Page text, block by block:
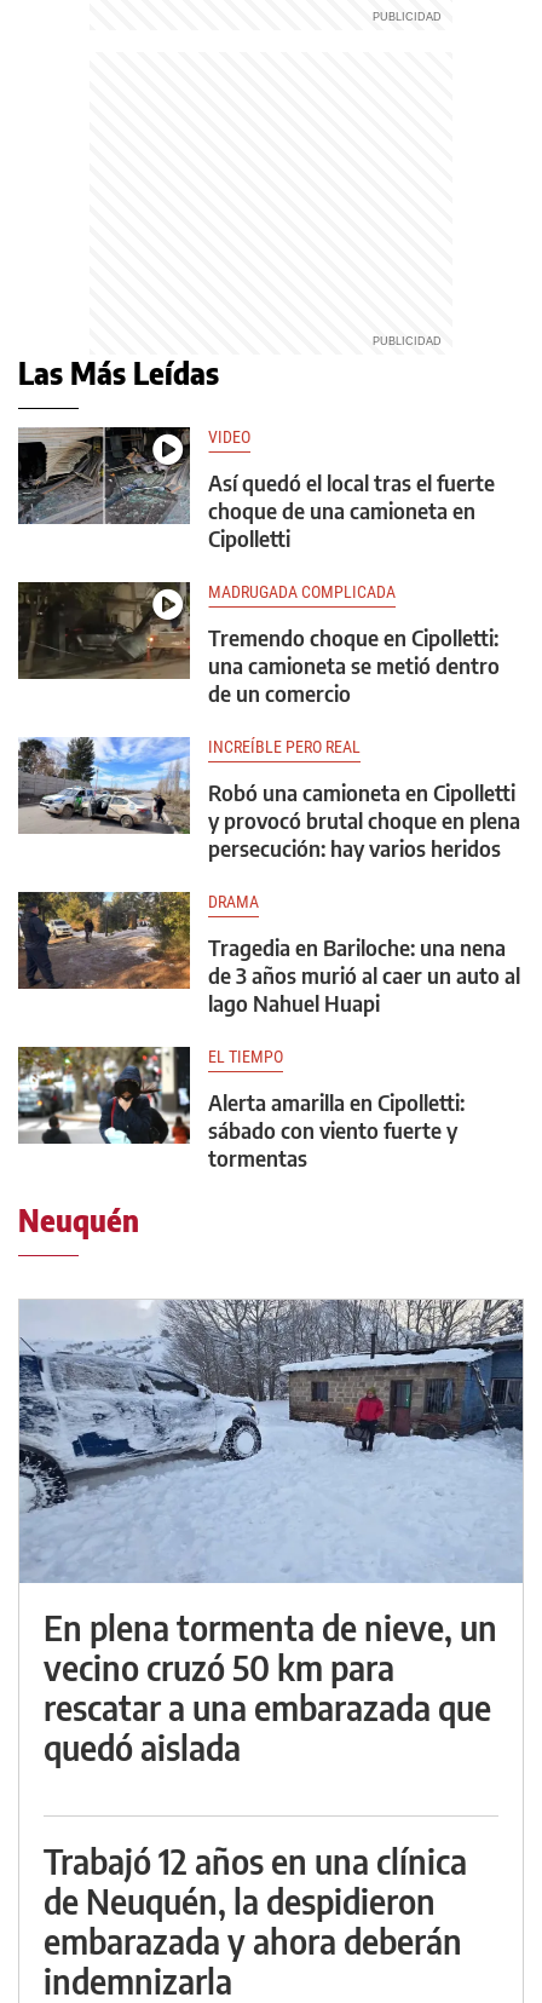
Las Más Leídas
VIDEO
Así quedó el local tras el fuerte
choque de una camioneta en
Cipolletti
MADRUGADA COMPLICADA
Tremendo choque en Cipolletti:
una camioneta se metió dentro
de un comercio
INCREÍBLE PERO REAL
Robó una camioneta en Cipolletti
y provocó brutal choque en plena
persecución: hay varios heridos
DRAMA
Tragedia en Bariloche: una nena
de 3 años murió al caer un auto al
lago Nahuel Huapi
EL TIEMPO
Alerta amarilla en Cipolletti:
sábado con viento fuerte y
tormentas
Neuquén
En plena tormenta de nieve, un
vecino cruzó 50 km para
rescatar a una embarazada que
quedó aislada
Trabajó 12 años en una clínica
de Neuquén, la despidieron
embarazada y ahora deberán
indemnizarla